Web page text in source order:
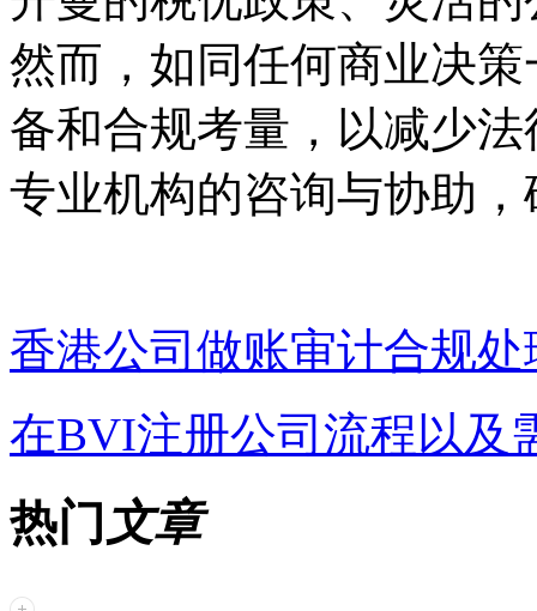
然而，如同任何商业决
备和合规考量，以减少
专业机构的咨询与协助
香港公司做账审计合规处
在BVI注册公司流程以及
热门 文章